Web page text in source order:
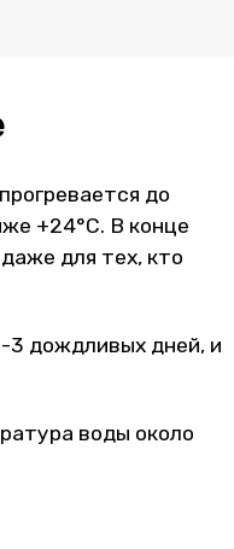
до
+24°C. В конце
для тех, кто
3 дождливых дней, и
воды около